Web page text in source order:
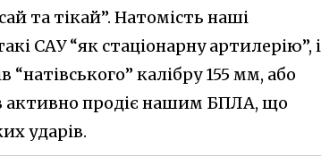
та тікай”. Натомість наші
САУ “як стаціонарну артилерію”, і
калібру 155 мм, або
активно продіє нашим БПЛА, що
ударів.